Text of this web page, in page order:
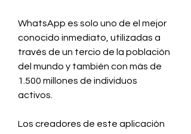
WhatsApp es solo uno de el mejor
conocido inmediato, utilizadas a
través de un tercio de la población
del mundo y también con más de
1.500 millones de individuos
activos.
Los creadores de este aplicación